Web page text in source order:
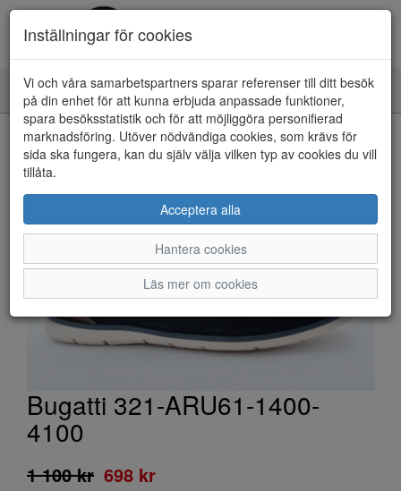
Toggle
navigation
HEM
Bugatti 321-ARU61-1400-
4100
1 100 kr 698 kr
Inställningar för cookies
Vi och våra samarbetspartners sparar referenser till ditt besök
på din enhet för att kunna erbjuda anpassade funktioner,
spara besöksstatistik och för att möjliggöra personifierad
marknadsföring. Utöver nödvändiga cookies, som krävs för
sida ska fungera, kan du själv välja vilken typ av cookies du vill
tillåta.
Acceptera alla
Hantera cookies
Läs mer om cookies